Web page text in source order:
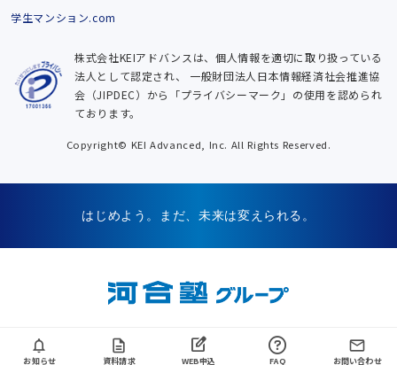
学生マンション.com
株式会社KEIアドバンスは、個人情報を適切に取り扱っている
法人として認定され、 一般財団法人日本情報経済社会推進協
会（JIPDEC）から「プライバシーマーク」の使用を認められ
ております。
Copyright© KEI Advanced, Inc. All Rights Reserved.
はじめよう。まだ、未来は変えられる。
お知らせ 資料請求 WEB申込 FAQ お問い合わせ